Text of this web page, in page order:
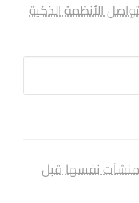
الأنظمة الذكية
نفسها قبل